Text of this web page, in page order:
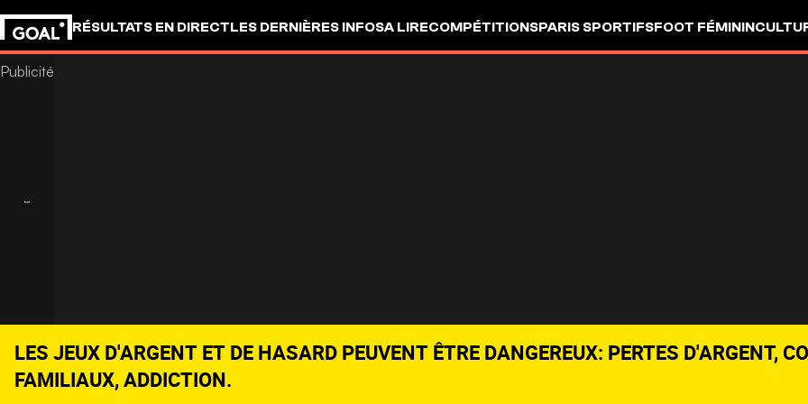
RÉSULTATS EN DIRECTLES DERNIÈRES INFOSA LIRECOMPÉTITIONSPARIS SPORTIFSFOOT FÉMININ
LES JEUX D'ARGENT ET DE HASARD PEUVENT ÊTRE DANGEREUX: PERTES D'ARGENT,
FAMILIAUX, ADDICTION.